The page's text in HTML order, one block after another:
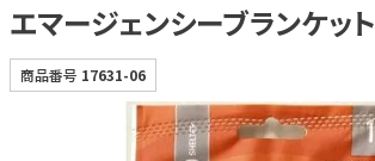
エマージェンシーブランケット
商品番号 17631-06